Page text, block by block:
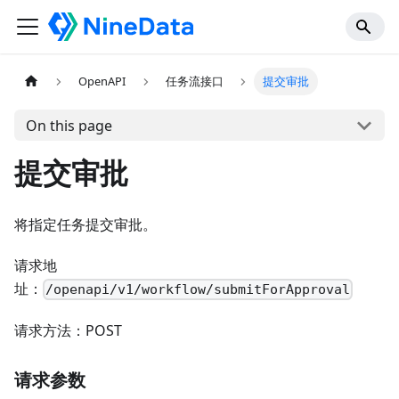
OpenAPI 任务流接口 提交审批
On this page
提交审批
将指定任务提交审批。
请求地
址：
/openapi/v1/workflow/submitForApproval
请求方法：POST
请求参数